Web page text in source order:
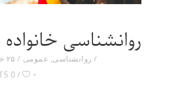
روانشناسی خانواده
۲۵ خرداد ۱۴۰۴ روانشناسی, عمومی
0 COMMENTS
۰